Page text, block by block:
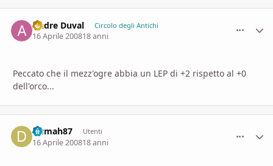
Andre Duval Circolo degli Antichi
16 Aprile 200818 anni
Peccato che il mezz'ogre abbia un LEP di +2 rispetto al +0
dell'orco...
Dumah87 Utenti
16 Aprile 200818 anni